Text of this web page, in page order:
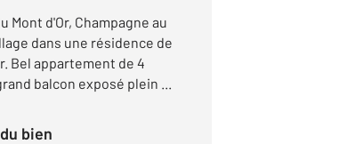
Mont d'Or, Champagne au
dans une résidence de
Bel appartement de 4
balcon exposé plein ...
bien